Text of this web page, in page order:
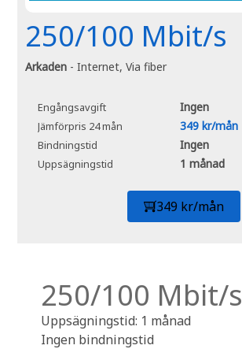
250/100 Mbit/s
Arkaden - Internet, Via fiber
Engångsavgift Ingen
Jämförpris 24 mån 349 kr/mån
Bindningstid Ingen
Uppsägningstid 1 månad
349 kr/mån
250/100 Mbit/s
Uppsägningstid: 1 månad
Ingen bindningstid